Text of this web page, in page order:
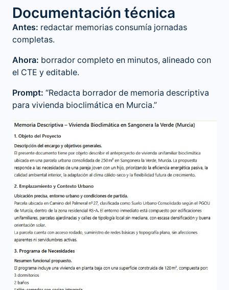
Documentación técnica
Antes: redactar memorias consumía jornadas
completas.
Ahora: borrador completo en minutos, alineado con
el CTE y editable.
Prompt: “Redacta borrador de memoria descriptiva
para vivienda bioclimática en Murcia.”